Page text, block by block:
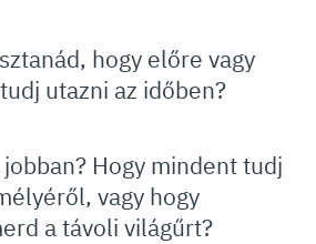
hogy előre vagy
utazni az időben?
Hogy mindent tudj
vagy hogy
a távoli világűrt?